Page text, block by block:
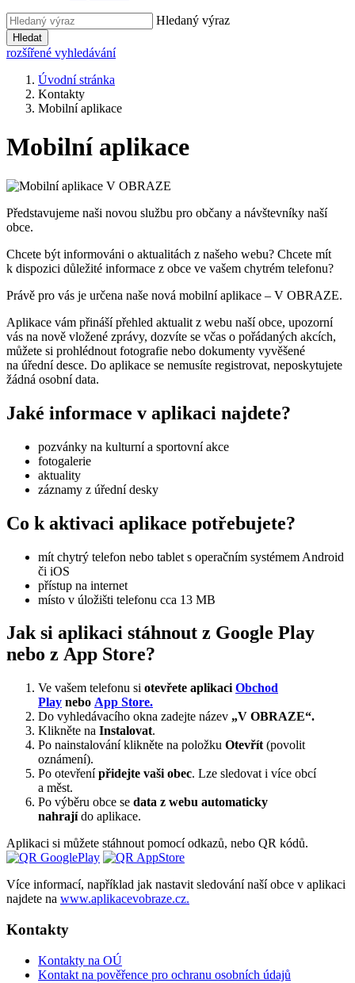
Hledaný výraz
Hledat
rozšířené vyhledávání
Úvodní stránka
Kontakty
Mobilní aplikace
Mobilní aplikace
Představujeme naši novou službu pro občany a návštevníky naší
obce.
Chcete být informováni o aktualitách z našeho webu? Chcete mít
k dispozici důležité informace z obce ve vašem chytrém telefonu?
Právě pro vás je určena naše nová mobilní aplikace – V OBRAZE.
Aplikace vám přináší přehled aktualit z webu naší obce, upozorní
vás na nově vložené zprávy, dozvíte se včas o pořádaných akcích,
můžete si prohlédnout fotografie nebo dokumenty vyvěšené
na úřední desce. Do aplikace se nemusíte registrovat, neposkytujete
žádná osobní data.
Jaké informace v aplikaci najdete?
pozvánky na kulturní a sportovní akce
fotogalerie
aktuality
záznamy z úřední desky
Co k aktivaci aplikace potřebujete?
mít chytrý telefon nebo tablet s operačním systémem Android
či iOS
přístup na internet
místo v úložišti telefonu cca 13 MB
Jak si aplikaci stáhnout z Google Play
nebo z App Store?
Ve vašem telefonu si otevřete aplikaci Obchod
Play nebo App Store.
Do vyhledávacího okna zadejte název „V OBRAZE“.
Klikněte na Instalovat.
Po nainstalování klikněte na položku Otevřít (povolit
oznámení).
Po otevřenípřidejte vaši obec. Lze sledovat i více obcí
a měst.
Po výběru obce se data z webu automaticky
nahrajído aplikace.
Aplikaci si můžete stáhnout pomocí odkazů, nebo QR kódů.
Více informací, například jak nastavit sledování naší obce v aplikaci
najdete na www.aplikacevobraze.cz.
Kontakty
Kontakty na OÚ
Kontakt na pověřence pro ochranu osobních údajů